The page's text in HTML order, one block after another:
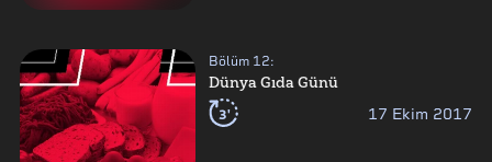
Bölüm 12:
Dünya Gıda Günü
3' 17 Ekim 2017